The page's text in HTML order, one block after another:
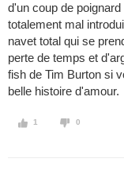
d'un coup de
totalement mal
navet total qui se
perte de temps et
fish de Tim Burton si
belle histoire d'amour.
1 0